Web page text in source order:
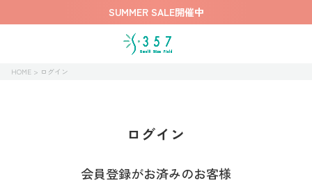
SUMMER SALE開催中
HOME ログイン
ログイン
会員登録がお済みのお客様